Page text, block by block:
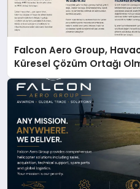
Falcon Aero Group,
Küresel Çözüm Ortağı